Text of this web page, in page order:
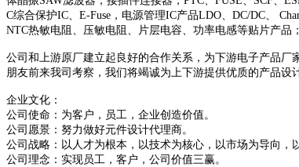
C综合保护IC、E-Fuse，电源管理IC产品LDO、DC/DC、
NTC热敏电阻、压敏电阻、片层电容、功率电感等贴片产品
公司和上游原厂建立起良好的合作关系，为下游电子产品厂
朋友前来我司考察，我们将竭诚为上下游提供优质的产品设
企业文化：
公司使命：为客户，员工，企业创造价值。
公司愿景：努力做好元件设计代理商。
公司战略：以人才为根本，以技术为核心，以市场为导向，
公司理念：实现员工，客户，公司价值三赢。